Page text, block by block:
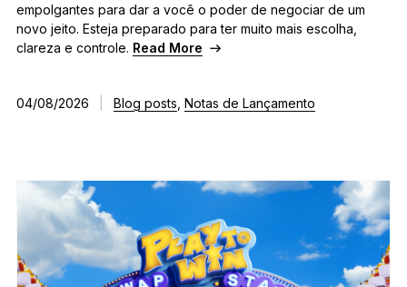
empolgantes para dar a você o poder de negociar de um
novo jeito. Esteja preparado para ter muito mais escolha,
clareza e controle. Read More
04/08/2026 Blog posts, Notas de Lançamento